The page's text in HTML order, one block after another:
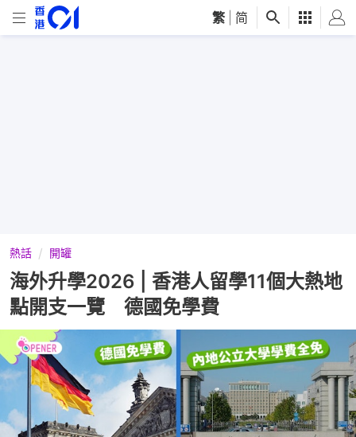
繁 简
熱話 開罐
海外升學2026 | 香港人留學11個大熱地
點開支一覽 德國免學費